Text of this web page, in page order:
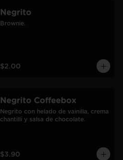
Negrito
Brownie.
$2.00
Negrito Coffeebox
Negrito con helado de vainilla, crema
chantillí y salsa de chocolate.
$3.90